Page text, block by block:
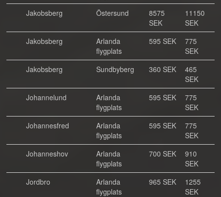
Jakobsberg
Östersund
8575
SEK
11150
SEK
Jakobsberg
Arlanda
flygplats
595 SEK
775
SEK
Jakobsberg
Sundbyberg 360 SEK
465
SEK
Johannelund
Arlanda
flygplats
595 SEK
775
SEK
Johannesfred
Arlanda
flygplats
595 SEK
775
SEK
Johanneshov
Arlanda
flygplats
700 SEK
910
SEK
Jordbro
Arlanda
flygplats
965 SEK
1255
SEK